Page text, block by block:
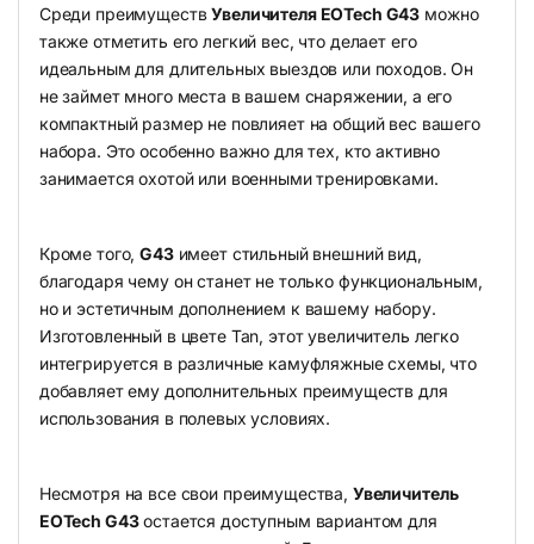
Среди преимуществУвеличителя EOTech G43 можно
также отметить его легкий вес, что делает его
идеальным для длительных выездов или походов. Он
не займет много места в вашем снаряжении, а его
компактный размер не повлияет на общий вес вашего
набора. Это особенно важно для тех, кто активно
занимается охотой или военными тренировками.
Кроме того,G43имеет стильный внешний вид,
благодаря чему он станет не только функциональным,
но и эстетичным дополнением к вашему набору.
Изготовленный в цвете Tan, этот увеличитель легко
интегрируется в различные камуфляжные схемы, что
добавляет ему дополнительных преимуществ для
использования в полевых условиях.
Несмотря на все свои преимущества, Увеличитель
EOTech G43остается доступным вариантом для